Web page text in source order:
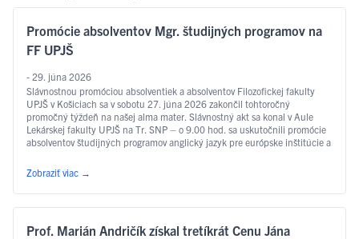
Promócie absolventov Mgr. študijných programov na
FF UPJŠ
- 29. júna 2026
Slávnostnou promóciou absolventiek a absolventov Filozofickej fakulty
UPJŠ v Košiciach sa v sobotu 27. júna 2026 zakončil tohtoročný
promočný týždeň na našej alma mater. Slávnostný akt sa konal v Aule
Lekárskej fakulty UPJŠ na Tr. SNP – o 9.00 hod. sa uskutočnili promócie
absolventov študijných programov anglický jazyk pre európske inštitúcie a
Čítať ďalej
Zobraziť viac →
Prof. Marián Andričík získal tretíkrát Cenu Jána